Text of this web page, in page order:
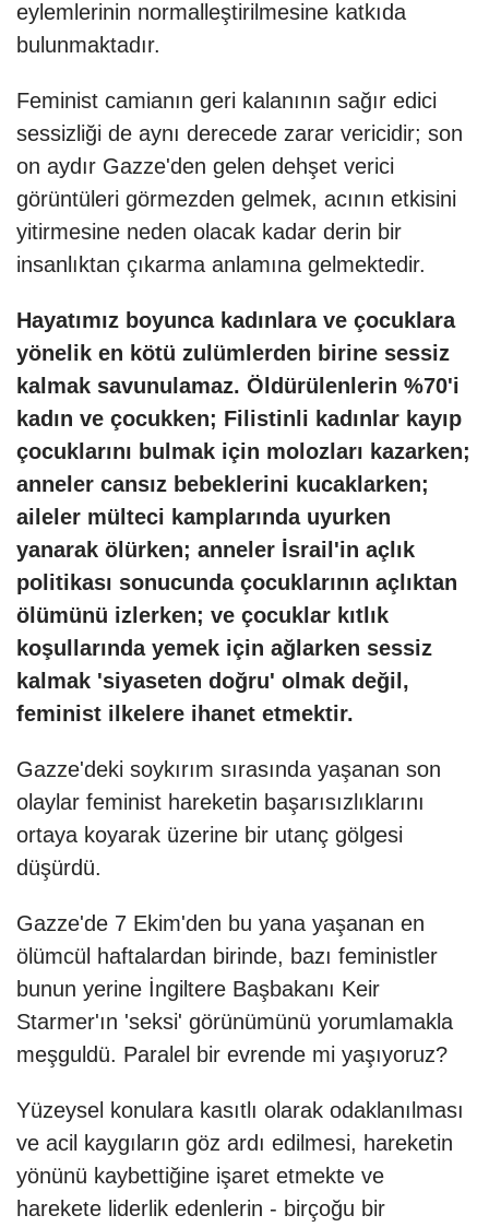
eylemlerinin normalleştirilmesine katkıda
bulunmaktadır.
Feminist camianın geri kalanının sağır edici
sessizliği de aynı derecede zarar vericidir; son
on aydır Gazze'den gelen dehşet verici
görüntüleri görmezden gelmek, acının etkisini
yitirmesine neden olacak kadar derin bir
insanlıktan çıkarma anlamına gelmektedir.
Hayatımız boyunca kadınlara ve çocuklara
yönelik en kötü zulümlerden birine sessiz
kalmak savunulamaz. Öldürülenlerin %70'i
kadın ve çocukken; Filistinli kadınlar kayıp
çocuklarını bulmak için molozları kazarken;
anneler cansız bebeklerini kucaklarken;
aileler mülteci kamplarında uyurken
yanarak ölürken; anneler İsrail'in açlık
politikası sonucunda çocuklarının açlıktan
ölümünü izlerken; ve çocuklar kıtlık
koşullarında yemek için ağlarken sessiz
kalmak 'siyaseten doğru' olmak değil,
feminist ilkelere ihanet etmektir.
Gazze'deki soykırım sırasında yaşanan son
olaylar feminist hareketin başarısızlıklarını
ortaya koyarak üzerine bir utanç gölgesi
düşürdü.
Gazze'de 7 Ekim'den bu yana yaşanan en
ölümcül haftalardan birinde, bazı feministler
bunun yerine İngiltere Başbakanı Keir
Starmer'ın 'seksi' görünümünü yorumlamakla
meşguldü. Paralel bir evrende mi yaşıyoruz?
Yüzeysel konulara kasıtlı olarak odaklanılması
ve acil kaygıların göz ardı edilmesi, hareketin
yönünü kaybettiğine işaret etmekte ve
harekete liderlik edenlerin - birçoğu bir